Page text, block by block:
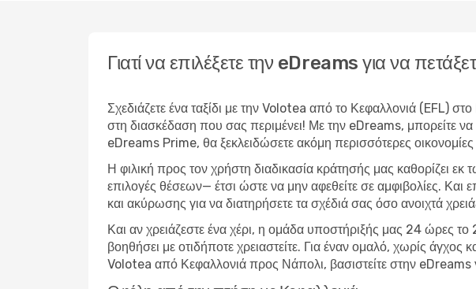
Γιατί να επιλέξετε την eDreams για να
Σχεδιάζετε ένα ταξίδι με την Volotea από το Κεφαλλονιά (EFL)
στη διασκέδαση που σας περιμένει! Με την eDreams, μπορείτε να
eDreams Prime, θα ξεκλειδώσετε ακόμη περισσότερες
Η φιλική προς τον χρήστη διαδικασία κράτησής μας καθορίζει
επιλογές θέσεων— έτσι ώστε να μην αφεθείτε σε αμφιβολίες.
και ακύρωσης για να διατηρήσετε τα σχέδιά σας όσο ανοιχτά
Και αν χρειάζεστε ένα χέρι, η ομάδα υποστήριξής μας 24 ώρες
βοηθήσει με οτιδήποτε χρειαστείτε. Για έναν ομαλό, χωρίς
Volotea από Κεφαλλονιά προς Νάπολι, βασιστείτε στην eDreams